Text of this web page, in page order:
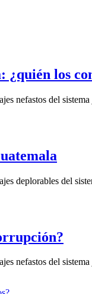
¿quién los
nefastos del
deplorables del
nefastos del